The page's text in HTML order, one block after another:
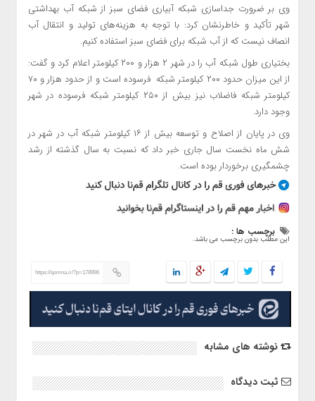
وی بر ضرورت جداسازی شبکه آبیاری فضای سبز از شبکه آب بهداشتی
شهر تأکید و خاطرنشان کرد: با توجه به هزینه‌های تولید و انتقال آب
انصاف نیست که از آب شبکه برای فضای سبز استفاده کنیم.
بختیاری طول شبکه آب را در شهر ۲ هزار و ۲۰۰ کیلومتر اعلام کرد و گفت:
از این میزان حدود ۲۰۰ کیلومتر شبکه فرسوده است و از حدود هزار و ۷۰
کیلومتر شبکه فاضلاب نیز بیش از ۲۵۰ کیلومتر شبکه فرسوده در شهر
وجود دارد.
وی در پایان از اصلاح و توسعه بیش از ۱۶ کیلومتر شبکه آب در شهر در
شش ماه نخست سال جاری خبر داد که نسبت به سال گذشته از رشد
چشمگیری برخوردار بوده است.
برچسب ها :
این مطلب بدون برچسب می باشد.
https://qomna.ir/?p=178996
نوشته های مشابه
ثبت دیدگاه